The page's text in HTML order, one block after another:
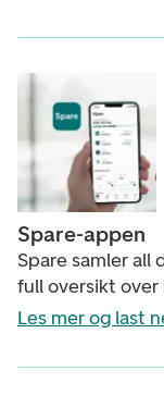
Spare-appen
Spare samler all
full oversikt
Les mer og last